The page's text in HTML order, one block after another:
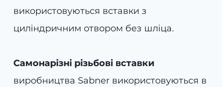
використовуються вставки з
циліндричним отвором без шліца.
Самонарізні різьбові вставки
виробництва Sabner використовуються в